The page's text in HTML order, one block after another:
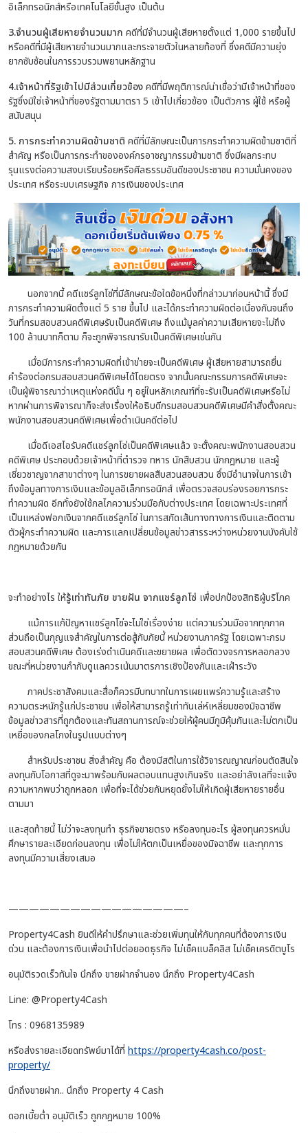
อิเล็กทรอนิกส์หรือเทคโนโลยีชั้นสูง เป็นต้น
3.จำนวนผู้เสียหายจำนวนมาก คดีที่มีจำนวนผู้เสียหายตั้งแต่ 1,000 รายขึ้นไป
หรือคดีที่มีผู้เสียหายจำนวนมากและกระจายตัวในหลายท้องที่ ซึ่งคดีมีความยุ่ง
ยากซับซ้อนในการรวบรวมพยานหลักฐาน
4.เจ้าหน้าที่รัฐเข้าไปมีส่วนเกี่ยวข้องคดีที่มีพฤติการณ์น่าเชื่อว่ามีเจ้าหน้าที่ของ
รัฐซึ่งมิใช่เจ้าหน้าที่ของรัฐตามมาตรา 5 เข้าไปเกี่ยวข้อง เป็นตัวการ ผู้ใช้ หรือผู้
สนับสนุน
5. การกระทำความผิดข้ามชาติ คดีที่มีลักษณะเป็นการกระทำความผิดข้ามชาติที่
สำคัญ หรือเป็นการกระทำขององค์กรอาชญากรรมข้ามชาติ ซึ่งมีผลกระทบ
รุนแรงต่อความสงบเรียบร้อยหรือศีลธรรมอันดีของประชาชน ความมั่นคงของ
ประเทศ หรือระบบเศรษฐกิจ การเงินของประเทศ
นอกจากนี้ คดีแชร์ลูกโซ่ที่มีลักษณะข้อใดข้อหนึ่งที่กล่าวมาก่อนหน้านี้ ซึ่งมี
การกระทำความผิดตั้งแต่ 5 ราย ขึ้นไป และได้กระทำความผิดต่อเนื่องกันจนถึง
วันที่กรมสอบสวนคดีพิเศษรับเป็นคดีพิเศษ ถึงแม้มูลค่าความเสียหายจะไม่ถึง
100 ล้านบาทก็ตาม ก็จะถูกพิจารณารับเป็นคดีพิเศษเช่นกัน
เมื่อมีการกระทำความผิดที่เข้าข่ายจะเป็นคดีพิเศษ ผู้เสียหายสามารถยื่น
คำร้องต่อกรมสอบสวนคดีพิเศษได้โดยตรง จากนั้นคณะกรรมการคดีพิเศษจะ
เป็นผู้พิจารณาว่าเหตุแห่งคดีนั้น ๆ อยู่ในหลักเกณฑ์ที่จะรับเป็นคดีพิเศษหรือไม่
หากผ่านการพิจารณาก็จะส่งเรื่องให้อธิบดีกรมสอบสวนคดีพิเศษมีคำสั่งตั้งคณะ
พนักงานสอบสวนคดีพิเศษเพื่อดำเนินคดีต่อไป
เมื่อดีเอสไอรับคดีแชร์ลูกโซ่เป็นคดีพิเศษแล้ว จะตั้งคณะพนักงานสอบสวน
คดีพิเศษ ประกอบด้วยเจ้าหน้าที่ตำรวจ ทหาร นักสืบสวน นักกฎหมาย และผู้
เชี่ยวชาญจากสาขาต่างๆ ในการขยายผลสืบสวนสอบสวน ซึ่งมีอำนาจในการเข้า
ถึงข้อมูลทางการเงินและข้อมูลอิเล็กทรอนิกส์ เพื่อตรวจสอบร่องรอยการกระ
ทำความผิด อีกทั้งยังใช้กลไกความร่วมมือกับต่างประเทศ โดยเฉพาะประเทศที่
เป็นแหล่งฟอกเงินจากคดีแชร์ลูกโซ่ ในการสกัดเส้นทางทางการเงินและติดตาม
ตัวผู้กระทำความผิด และการแลกเปลี่ยนข้อมูลข่าวสารระหว่างหน่วยงานบังคับใช้
กฎหมายด้วยกัน
จะทำอย่างไร ให้รู้เท่าทันภัย ขายฝัน จากแชร์ลูกโซ่ เพื่อปกป้องสิทธิผู้บริโภค
แม้การแก้ปัญหาแชร์ลูกโซ่จะไม่ใช่เรื่องง่าย แต่ความร่วมมือจากทุกภาค
ส่วนถือเป็นกุญแจสำคัญในการต่อสู้กับภัยนี้ หน่วยงานภาครัฐ โดยเฉพาะกรม
สอบสวนคดีพิเศษ ต้องเร่งดำเนินคดีและขยายผล เพื่อตัดวงจรการหลอกลวง
ขณะที่หน่วยงานกำกับดูแลควรเน้นมาตรการเชิงป้องกันและเฝ้าระวัง
ภาคประชาสังคมและสื่อก็ควรมีบทบาทในการเผยแพร่ความรู้และสร้าง
ความตระหนักรู้แก่ประชาชน เพื่อให้สามารถรู้เท่าทันเล่ห์เหลี่ยมของมิจฉาชีพ
ข้อมูลข่าวสารที่ถูกต้องและทันสถานการณ์จะช่วยให้ผู้คนมีภูมิคุ้มกันและไม่ตกเป็น
เหยื่อของกลโกงในรูปแบบต่างๆ
สำหรับประชาชน สิ่งสำคัญ คือ ต้องมีสติในการใช้วิจารณญาณก่อนตัดสินใจ
ลงทุนกับโอกาสที่ดูจะมาพร้อมกับผลตอบแทนสูงเกินจริง และอย่าลังเลที่จะแจ้ง
ความหากพบว่าถูกหลอก เพื่อที่จะได้ช่วยกันหยุดยั้งไม่ให้เกิดผู้เสียหายรายอื่น
ตามมา
และสุดท้ายนี้ ไม่ว่าจะลงทุนทำ ธุรกิจขายตรง หรือลงทุนอะไร ผู้ลงทุนควรหมั่น
ศึกษารายละเอียดก่อนลงทุน เพื่อไม่ให้ตกเป็นเหยื่อของมิจฉาชีพ และทุกการ
ลงทุนมีความเสี่ยงเสมอ
—————————————————–
Property4Cash ยินดีให้คำปรึกษาและช่วยเพิ่มทุนให้กับทุกคนที่ต้องการเงิน
ด่วน และต้องการเงินเพื่อนำไปต่อยอดธุรกิจ ไม่เช็คแบล็คลิส ไม่เช็คเครดิตบูโร
อนุมัติรวดเร็วทันใจ นึกถึง ขายฝากจำนอง นึกถึง Property4Cash
Line: @Property4Cash
โทร : 0968135989
หรือส่งรายละเอียดทรัพย์มาได้ที่ https://property4cash.co/post-
property/
นึกถึงขายฝาก.. นึกถึง Property 4 Cash
ดอกเบี้ยต่ำ อนุมัติเร็ว ถูกกฎหมาย 100%